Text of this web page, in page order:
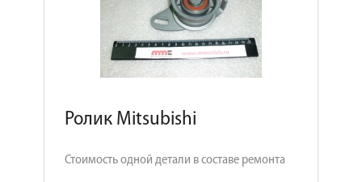
Ролик Mitsubishi
Стоимость одной детали в составе ремонта